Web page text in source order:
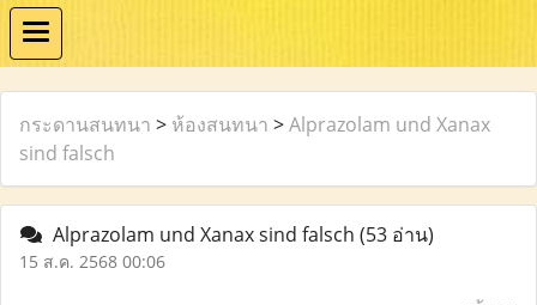
กระดานสนทนา > ห้องสนทนา >Alprazolam und Xanax
sind falsch
Alprazolam und Xanax sind falsch (53 อ่าน)
15 ส.ค. 2568 00:06